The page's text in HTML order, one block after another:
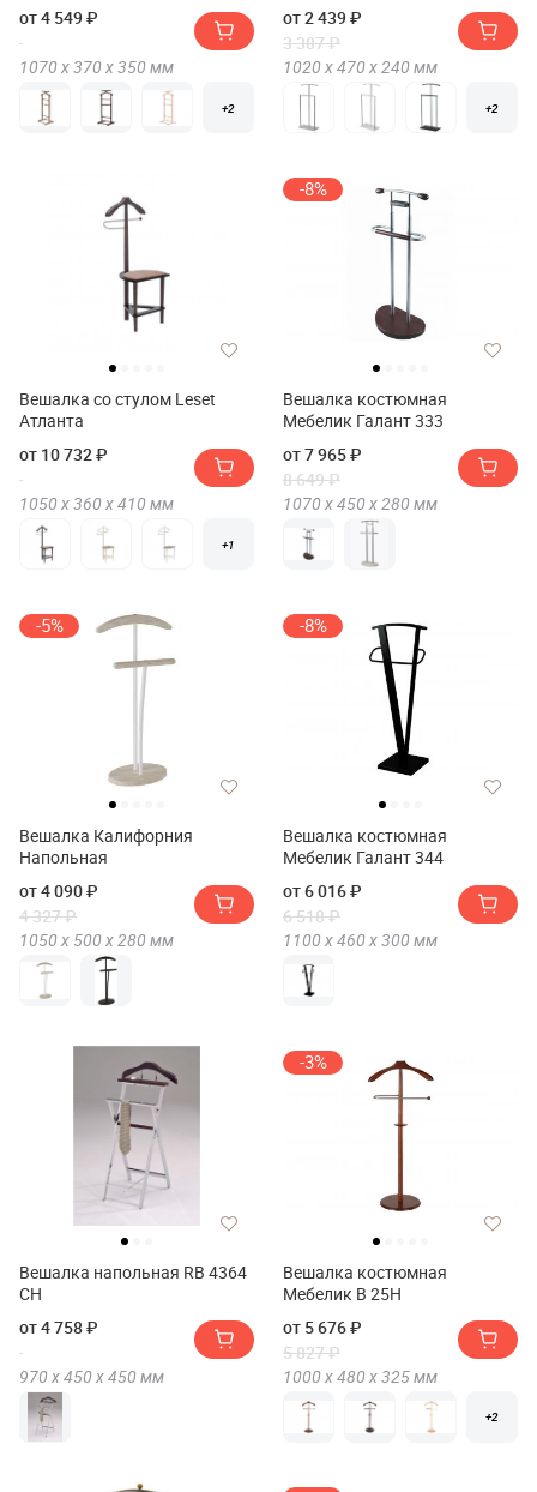
от 4 549 ₽
1070 х370 х350 мм
+2
от 2 439 ₽
3 387 ₽
1020 х470 х240 мм
+2
Вешалка со стулом Leset
Атланта
от 10 732 ₽
1050 х360 х410 мм
+1
-8%
Вешалка костюмная
Мебелик Галант 333
от 7 965 ₽
8 649 ₽
1070 х450 х280 мм
-5%
Вешалка Калифорния
Напольная
от 4 090 ₽
4 327 ₽
1050 х 500 х280 мм
-8%
Вешалка костюмная
Мебелик Галант 344
от 6 016 ₽
6 518 ₽
1100 х460 х300 мм
Вешалка напольная RB 4364
СН
от 4 758 ₽
970 х450 х450 мм
-3%
Вешалка костюмная
Мебелик В 25Н
от 5 676 ₽
5 827 ₽
1000 х480 х325мм
+2